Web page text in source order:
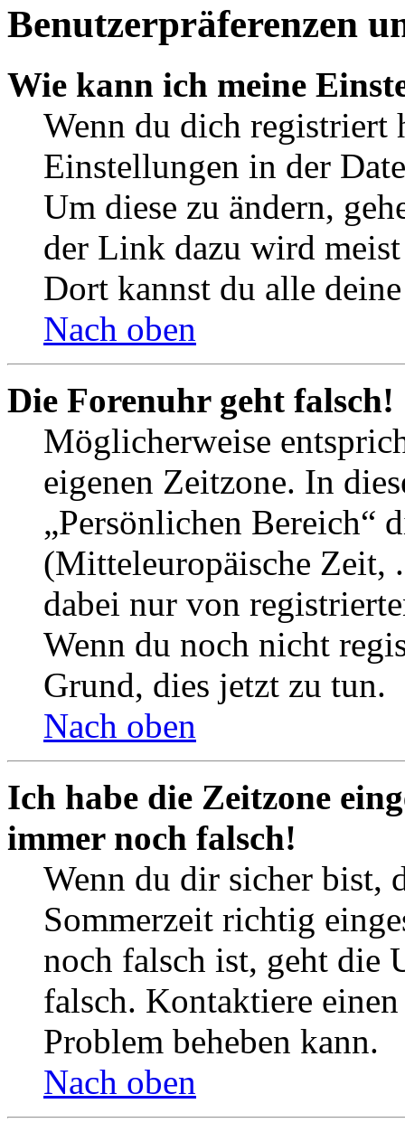
Benutzerpräferenzen
Wie kann ich meine
Wenn du dich registriert
Einstellungen in der
Um diese zu ändern,
der Link dazu wird
Dort kannst du alle
Nach oben
Die Forenuhr geht falsch!
Möglicherweise
eigenen Zeitzone. In
„Persönlichen Bereich“
(Mitteleuropäische Zeit,
dabei nur von
Wenn du noch nicht
Grund, dies jetzt zu tun.
Nach oben
Ich habe die Zeitzone
immer noch falsch!
Wenn du dir sicher bist,
Sommerzeit richtig
noch falsch ist, geht die
falsch. Kontaktiere
Problem beheben kann.
Nach oben